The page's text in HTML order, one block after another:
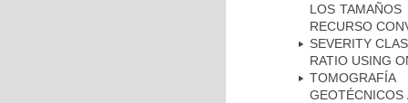
LOS TAMAÑOS
RECURSO
SEVERITY
RATIO USING